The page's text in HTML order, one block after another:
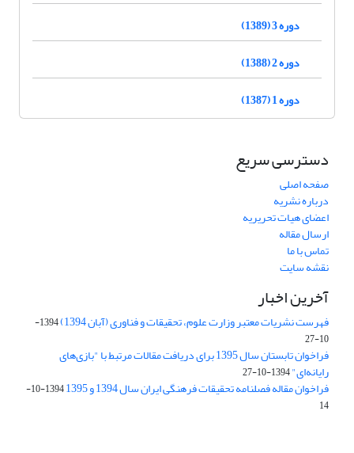
دوره 3 (1389)
دوره 2 (1388)
دوره 1 (1387)
دسترسی سریع
صفحه اصلی
درباره نشریه
اعضای هیات تحریریه
ارسال مقاله
تماس با ما
نقشه سایت
آخرین اخبار
فهرست نشریات معتبر وزارت علوم، تحقیقات و فناوری (آبان 1394)
1394-
10-27
فراخوان تابستان سال 1395 برای دریافت مقالات مرتبط با "بازی‌های
رایانه‌ای"1394-10-27
فراخوان مقاله فصلنامه تحقیقات فرهنگی ایران سال 1394 و 1395
1394-10-
14